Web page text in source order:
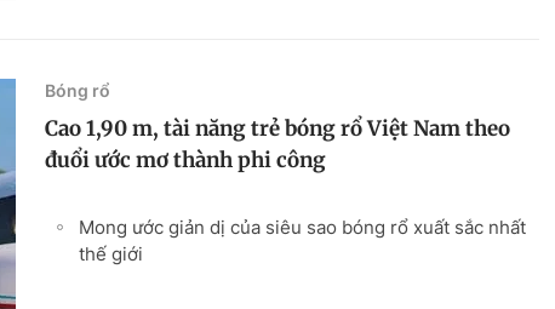
Bóng rổ
Cao 1,90 m, tài năng trẻ bóng rổ Việt Nam theo
đuổi ước mơ thành phi công
Mong ước giản dị của siêu sao bóng rổ xuất sắc nhất
thế giới